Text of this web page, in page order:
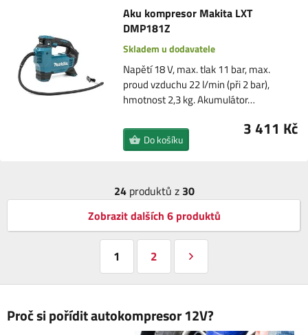
Aku kompresor Makita LXT
DMP181Z
Skladem u dodavatele
Napětí 18 V, max. tlak 11 bar, max.
proud vzduchu 22 l/min (při 2 bar),
hmotnost 2,3 kg. Akumulátor…
3 411 Kč
Do košíku
24produktů z 30
Zobrazit dalších 6 produktů
1 2
Proč si pořídit autokompresor 12V?